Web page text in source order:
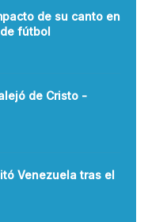
de su canto en
fútbol
de Cristo -
Venezuela tras el